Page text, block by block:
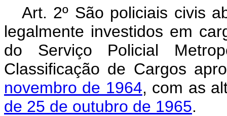
Art. 2º São policiais civis
legalmente investidos em
do Serviço Policial
Classificação de Cargos
novembro de 1964, com as
de 25 de outubro de 1965.